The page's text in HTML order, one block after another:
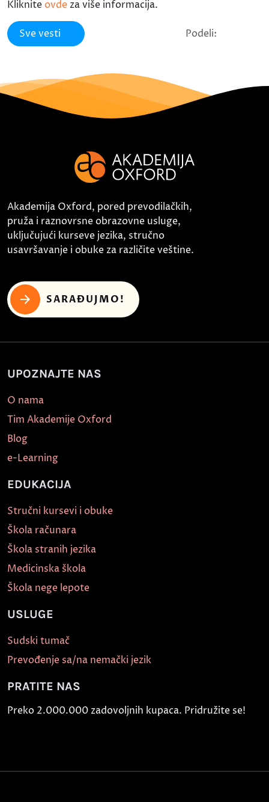
Kliknite ovde za više informacija.
Sve vesti Podeli:
Akademija Oxford, pored prevodilačkih,
pruža i raznovrsne obrazovne usluge,
uključujući kurseve jezika, stručno
usavršavanje i obuke za različite veštine.
SARAĐUJMO!
UPOZNAJTE NAS
O nama
Tim Akademije Oxford
Blog
e-Learning
EDUKACIJA
Stručni kursevi i obuke
Škola računara
Škola stranih jezika
Medicinska škola
Škola nege lepote
USLUGE
Sudski tumač
Prevođenje sa/na nemački jezik
PRATITE NAS
Preko 2.000.000 zadovoljnih kupaca. Pridružite se!